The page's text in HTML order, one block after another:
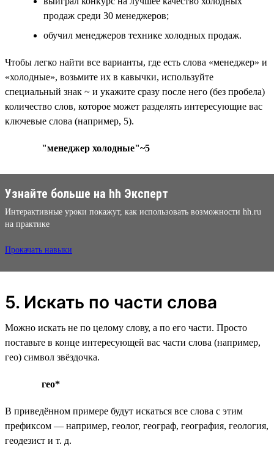
продаж среди 30 менеджеров;
обучил менеджеров технике холодных продаж.
Чтобы легко найти все варианты, где есть слова «менеджер» и
«холодные», возьмите их в кавычки, используйте
специальный знак ~ и укажите сразу после него (без пробела)
количество слов, которое может разделять интересующие вас
ключевые слова (например, 5).
"менеджер холодные"~5
Узнайте больше на hh Эксперт
Интерактивные уроки покажут, как использовать возможности hh.ru
на практике
Прокачать навыки
5. Искать по части слова
Можно искать не по целому слову, а по его части. Просто
поставьте в конце интересующей вас части слова (например,
гео) символ звёздочка.
гео*
В приведённом примере будут искаться все слова с этим
префиксом — например, геолог, географ, география, геология,
геодезист и т. д.